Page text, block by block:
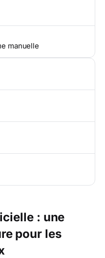
manuelle
: une
pour les